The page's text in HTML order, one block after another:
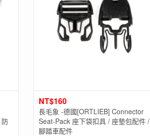
NT$160
長毛象 -德國[ORTLIEB] Connector
Seat-Pack 座下袋扣具 / 座墊包配件 /
腳踏車配件